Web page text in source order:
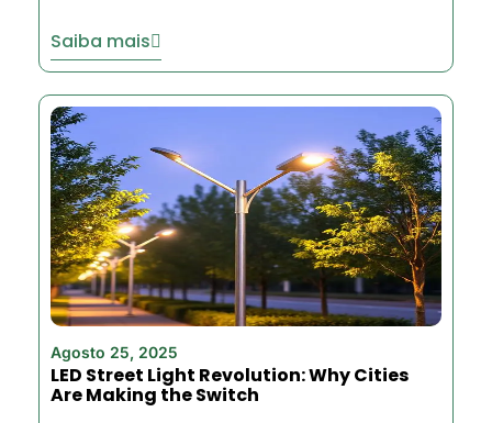
Saiba mais
Agosto 25, 2025
LED Street Light Revolution: Why Cities
Are Making the Switch